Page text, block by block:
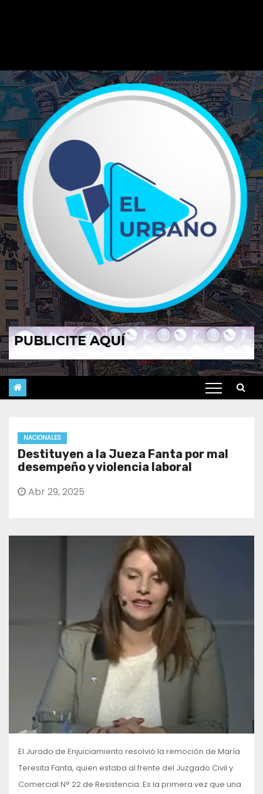
NACIONALES
Destituyen a la Jueza Fanta por mal
desempeño y violencia laboral
Abr 29, 2025
El Jurado de Enjuiciamiento resolvió la remoción de María
Teresita Fanta, quien estaba al frente del Juzgado Civil y
Comercial N° 22 de Resistencia. Es la primera vez que una